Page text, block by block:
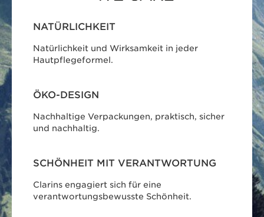
NATÜRLICHKEIT
Natürlichkeit und Wirksamkeit in jeder
Hautpflegeformel.
ÖKO-DESIGN
Nachhaltige Verpackungen, praktisch, sicher
und nachhaltig.
SCHÖNHEIT MIT VERANTWORTUNG
Clarins engagiert sich für eine
verantwortungsbewusste Schönheit.